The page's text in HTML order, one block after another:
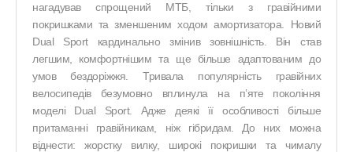
нагадував спрощений МТБ, тільки з гравійними
покришками та зменшеним ходом амортизатора. Новий
Dual Sport кардинально змінив зовнішність. Він став
легшим, комфортнішим та ще більше адаптованим до
умов бездоріжжя. Тривала популярність гравійних
велосипедів безумовно вплинула на п’яте покоління
моделі Dual Sport. Адже деякі її особливості більше
притаманні гравійникам, ніж гібридам. До них можна
віднести: жорстку вилку, широкі покришки та чималу